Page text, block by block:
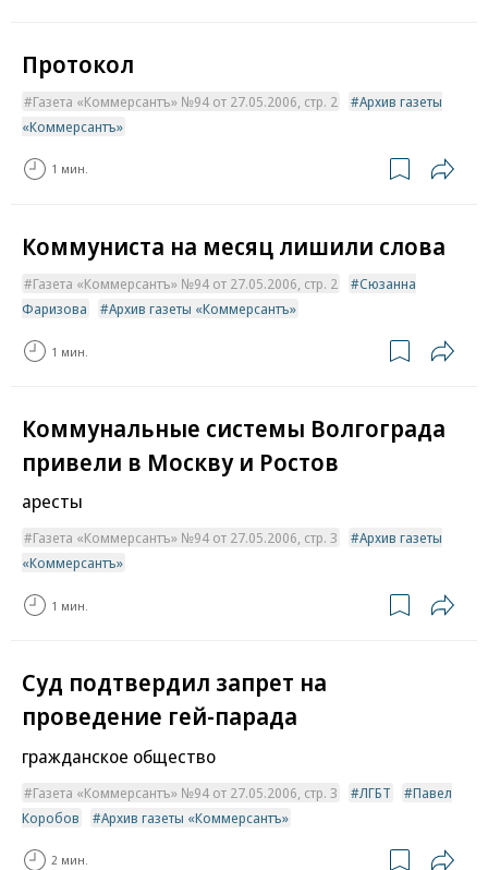
Протокол
Газета «Коммерсантъ» №94 от 27.05.2006, стр. 2
Архив газеты
«Коммерсантъ»
1 мин.
Коммуниста на месяц лишили слова
Газета «Коммерсантъ» №94 от 27.05.2006, стр. 2
Сюзанна
Фаризова
Архив газеты «Коммерсантъ»
1 мин.
Коммунальные системы Волгограда
привели в Москву и Ростов
аресты
Газета «Коммерсантъ» №94 от 27.05.2006, стр. 3
Архив газеты
«Коммерсантъ»
1 мин.
Суд подтвердил запрет на
проведение гей-парада
гражданское общество
Газета «Коммерсантъ» №94 от 27.05.2006, стр. 3 ЛГБТ
Павел
Коробов
Архив газеты «Коммерсантъ»
2 мин.